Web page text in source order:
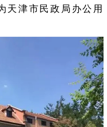
天津市民政局办公用